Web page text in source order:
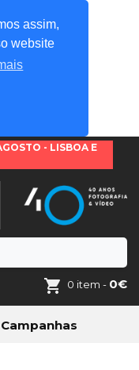
assim,
website
- LISBOA E
0 item - 0€
Campanhas